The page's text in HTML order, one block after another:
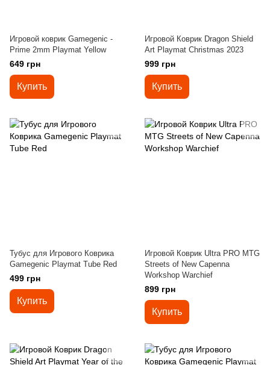
Игровой коврик Gamegenic -
Prime 2mm Playmat Yellow
649 грн
Купить
Игровой Коврик Dragon Shield
Art Playmat Christmas 2023
999 грн
Купить
Тубус для Игрового Коврика
Gamegenic Playmat Tube Red
499 грн
Купить
Игровой Коврик Ultra PRO MTG
Streets of New Capenna
Workshop Warchief
899 грн
Купить